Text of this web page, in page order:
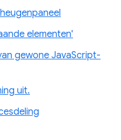
elementen'
gewone JavaScript-
uit.